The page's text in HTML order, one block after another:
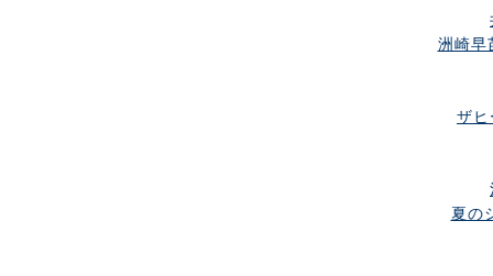
洲崎早
ザヒ
夏の